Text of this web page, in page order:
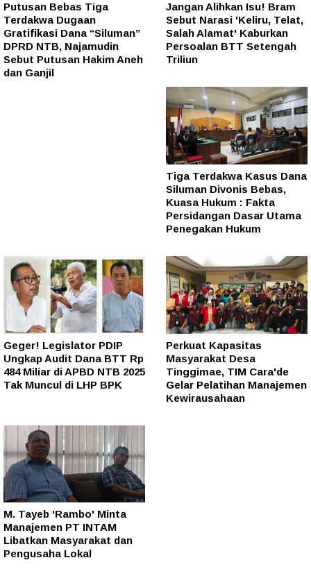
Putusan Bebas Tiga
Terdakwa Dugaan
Gratifikasi Dana “Siluman”
DPRD NTB, Najamudin
Sebut Putusan Hakim Aneh
dan Ganjil
Jangan Alihkan Isu! Bram
Sebut Narasi 'Keliru, Telat,
Salah Alamat' Kaburkan
Persoalan BTT Setengah
Triliun
Tiga Terdakwa Kasus Dana
Siluman Divonis Bebas,
Kuasa Hukum : Fakta
Persidangan Dasar Utama
Penegakan Hukum
Geger! Legislator PDIP
Ungkap Audit Dana BTT Rp
484 Miliar di APBD NTB 2025
Tak Muncul di LHP BPK
Perkuat Kapasitas
Masyarakat Desa
Tinggimae, TIM Cara'de
Gelar Pelatihan Manajemen
Kewirausahaan
M. Tayeb 'Rambo' Minta
Manajemen PT INTAM
Libatkan Masyarakat dan
Pengusaha Lokal